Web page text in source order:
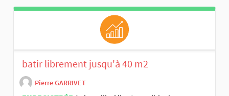
batir librement jusqu'à 40 m2
Pierre GARRIVET